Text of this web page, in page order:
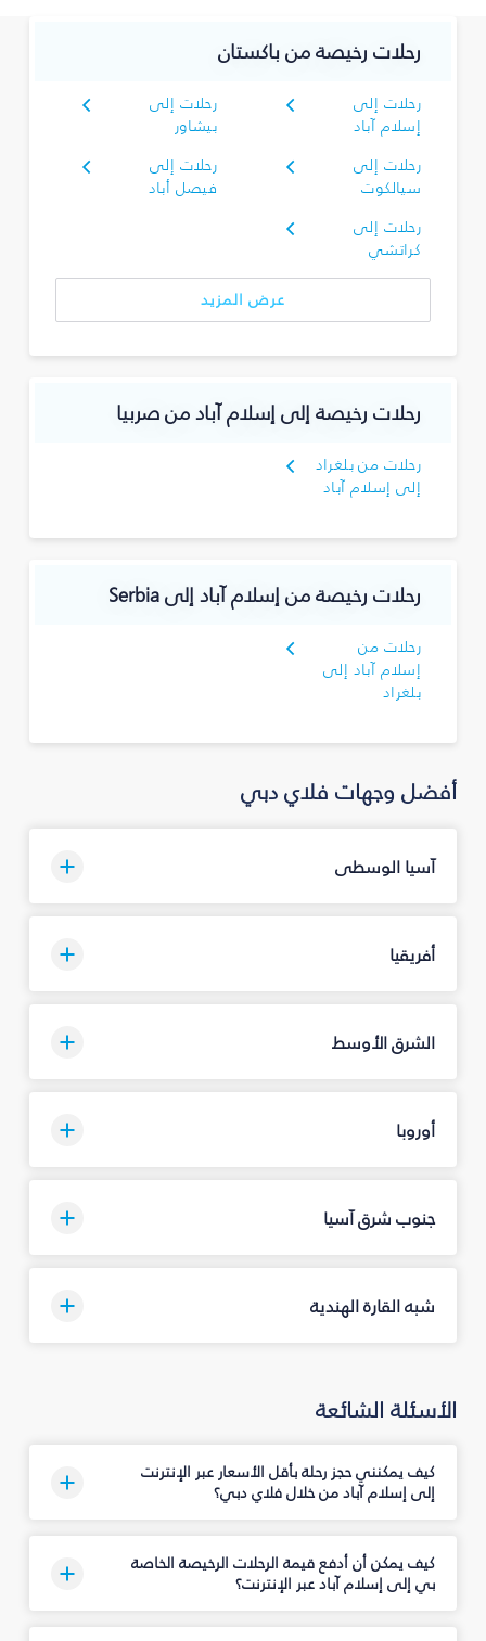
رحلات رخيصة من باكستان
رحلات إلى
إسلام آباد
رحلات إلى
بيشاور
رحلات إلى
سيالكوت
رحلات إلى
فيصل أباد
رحلات إلى
كراتشي
عرض المزيد
رحلات رخيصة إلى إسلام آباد من صربيا
رحلات من بلغراد
إلى إسلام آباد
رحلات رخيصة من إسلام آباد إلى Serbia
رحلات من
إسلام آباد إلى
بلغراد
أفضل وجهات فلاي دبي
آسيا الوسطى
أفريقيا
الشرق الأوسط
أوروبا
جنوب شرق آسيا
شبه القارة الهندية
الأسئلة الشائعة
كيف يمكنني حجز رحلة بأقل الأسعار عبر الإنترنت
إلى إسلام آباد من خلال فلاي دبي؟
كيف يمكن أن أدفع قيمة الرحلات الرخيصة الخاصة
بي إلى إسلام آباد عبر الإنترنت؟